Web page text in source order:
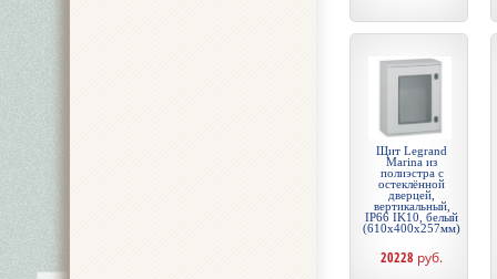
Щит Legrand
Marina из
полиэстра с
остеклённой
дверцей,
вертикальный,
IP66 IK10, белый
(610x400x257мм)
20228 руб.